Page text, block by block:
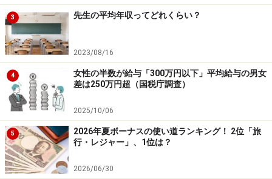
3 先生の平均年収ってどれくらい？
2023/08/16
4
女性の半数が給与「300万円以下」平均給与の男女
差は250万円超（国税庁調査）
2025/10/06
5
2026年夏ボーナスの使い道ランキング！ 2位「旅
行・レジャー」、1位は？
2026/06/30